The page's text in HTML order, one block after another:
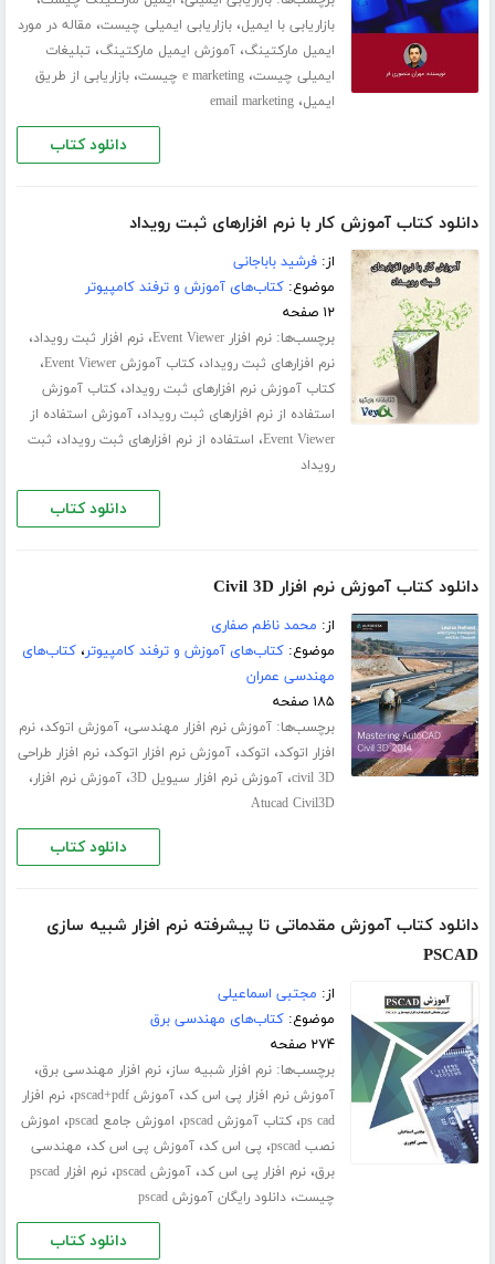
بازاریابی با ایمیل،بازاریابی ایمیلی چیست، مقاله در مورد
ایمیل مارکتینگ،آموزش ایمیل مارکتینگ، تبلیغات
ایمیلی چیست،e marketing چیست ،بازاریابی از طریق
ایمیل،email marketing
دانلود کتاب
دانلود کتاب آموزش کار با نرم افزارهای ثبت رویداد
از:فرشید باباجانی
موضوع:کتاب‌های آموزش و ترفند کامپیوتر
۱۲ صفحه
برچسب‌ها:نرم افزار Event Viewer ،نرم افزار ثبت رویداد،
نرم افزارهای ثبت رویداد،کتاب آموزش Event Viewer ،
کتاب آموزش نرم افزارهای ثبت رویداد،کتاب آموزش
استفاده از نرم افزارهای ثبت رویداد،آموزش استفاده از
Event Viewer، استفاده از نرم افزارهای ثبت رویداد، ثبت
رویداد
دانلود کتاب
دانلود کتاب آموزش نرم افزار Civil 3D
از: محمد ناظم صفاری
موضوع:کتاب‌های آموزش و ترفند کامپیوتر،کتاب‌های
مهندسی عمران
۱۸۵ صفحه
برچسب‌ها:آموزش نرم افزار مهندسی،آموزش اتوکد،نرم
افزار اتوکد، اتوکد،آموزش نرم افزار اتوکد،نرم افزار طراحی
civil 3D،آموزش نرم افزار سیویل 3D ،آموزش نرم افزار،
Atucad Civil3D
دانلود کتاب
دانلود کتاب آموزش مقدماتی تا پیشرفته نرم افزار شبیه سازی
PSCAD
از: مجتبی اسماعیلی
موضوع:کتاب‌های مهندسی برق
۲۷۴ صفحه
برچسب‌ها:نرم افزار شبیه ساز،نرم افزار مهندسی برق،
آموزش نرم افزار پی اس کد،آموزش pscad+pdf ،نرم افزار
ps cad،کتاب آموزش pscad ، اموزش جامع pscad ، اموزش
نصب pscad
، پی اس کد،آموزش پی اس کد، مهندسی
برق،نرم افزار پی اس کد،آموزش pscad ،
نرم افزار pscad
چیست،دانلود رایگان آموزش pscad
دانلود کتاب